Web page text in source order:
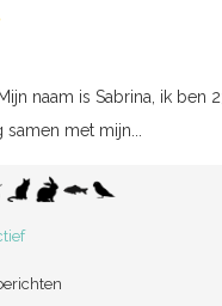
naam is Sabrina, ik ben
met mijn...